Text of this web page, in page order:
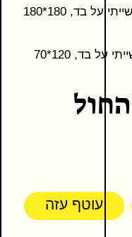
נוספים
עוטף עזה